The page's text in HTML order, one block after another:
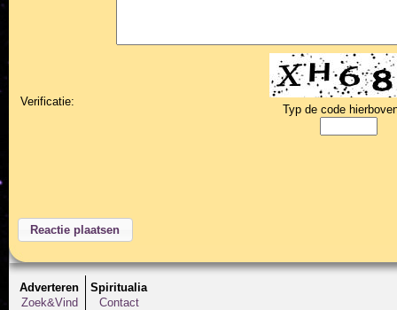
Verificatie:
Typ de code
Adverteren
Zoek&Vind
Spiritualia
Contact